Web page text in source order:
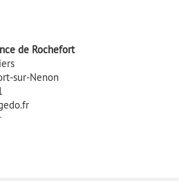
de Rochefort
sur-Nenon